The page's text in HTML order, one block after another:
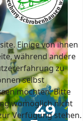
Einige von ihnen
während andere
zu
selbst
möchten. Bitte
womöglich nicht
Verfügung stehen.